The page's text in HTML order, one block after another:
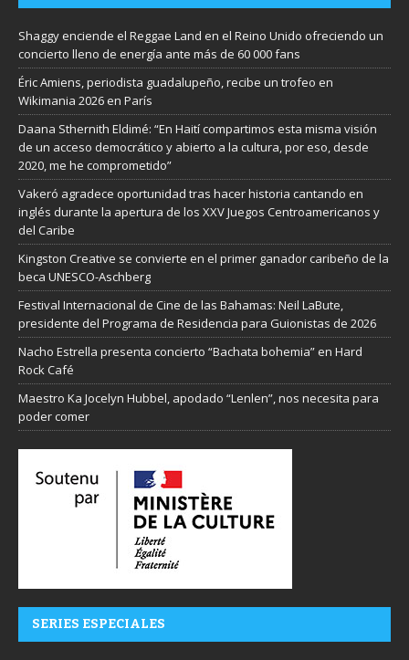
Shaggy enciende el Reggae Land en el Reino Unido ofreciendo un
concierto lleno de energía ante más de 60 000 fans
Éric Amiens, periodista guadalupeño, recibe un trofeo en
Wikimania 2026 en París
Daana Sthernith Eldimé: “En Haití compartimos esta misma visión
de un acceso democrático y abierto a la cultura, por eso, desde
2020, me he comprometido”
Vakeró agradece oportunidad tras hacer historia cantando en
inglés durante la apertura de los XXV Juegos Centroamericanos y
del Caribe
Kingston Creative se convierte en el primer ganador caribeño de la
beca UNESCO-Aschberg
Festival Internacional de Cine de las Bahamas: Neil LaBute,
presidente del Programa de Residencia para Guionistas de 2026
Nacho Estrella presenta concierto “Bachata bohemia” en Hard
Rock Café
Maestro Ka Jocelyn Hubbel, apodado “Lenlen”, nos necesita para
poder comer
SERIES ESPECIALES